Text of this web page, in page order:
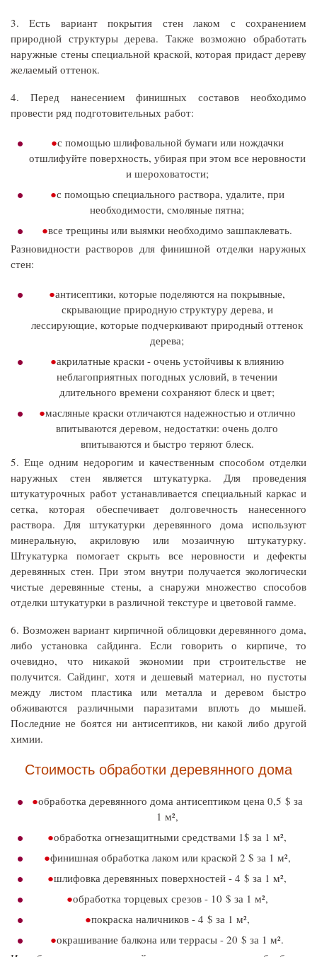
3. Есть вариант покрытия стен лаком с сохранением
природной структуры дерева. Также возможно обработать
наружные стены специальной краской, которая придаст дереву
желаемый оттенок.
4. Перед нанесением финишных составов необходимо
провести ряд подготовительных работ:
с помощью шлифовальной бумаги или нождачки
отшлифуйте поверхность, убирая при этом все неровности
и шероховатости;
с помощью специального раствора, удалите, при
необходимости, смоляные пятна;
все трещины или выямки необходимо зашпаклевать.
Разновидности растворов для финишной отделки наружных
стен:
антисептики, которые поделяются на покрывные,
скрывающие природную структуру дерева, и
лессирующие, которые подчеркивают природный оттенок
дерева;
акрилатные краски - очень устойчивы к влиянию
неблагоприятных погодных условий, в течении
длительного времени сохраняют блеск и цвет;
масляные краски отличаются надежностью и отлично
впитываются деревом, недостатки: очень долго
впитываются и быстро теряют блеск.
5. Еще одним недорогим и качественным способом отделки
наружных стен является штукатурка. Для проведения
штукатурочных работ устанавливается специальный каркас и
сетка, которая обеспечивает долговечность нанесенного
раствора. Для штукатурки деревянного дома используют
минеральную, акриловую или мозаичную штукатурку.
Штукатурка помогает скрыть все неровности и дефекты
деревянных стен. При этом внутри получается экологически
чистые деревянные стены, а снаружи множество способов
отделки штукатурки в различной текстуре и цветовой гамме.
6. Возможен вариант кирпичной облицовки деревянного дома,
либо установка сайдинга. Если говорить о кирпиче, то
очевидно, что никакой экономии при строительстве не
получится. Сайдинг, хотя и дешевый материал, но пустоты
между листом пластика или металла и деревом быстро
обживаются различными паразитами вплоть до мышей.
Последние не боятся ни антисептиков, ни какой либо другой
химии.
Стоимость обработки деревянного дома
обработка деревянного дома антисептиком цена 0,5 $ за
1 м²,
обработка огнезащитными средствами 1$ за 1 м²,
финишная обработка лаком или краской 2 $ за 1 м²,
шлифовка деревянных поверхностей - 4 $ за 1 м²,
обработка торцевых срезов - 10 $ за 1 м²,
покраска наличников - 4 $ за 1 м²,
окрашивание балкона или террасы - 20 $ за 1 м².